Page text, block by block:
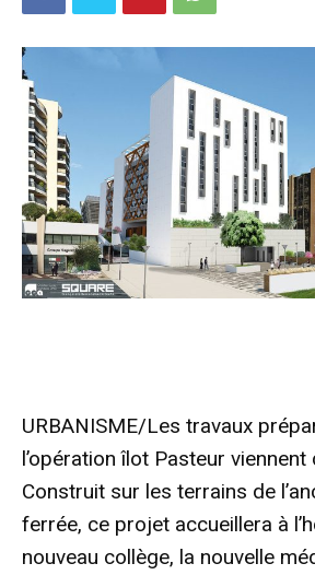
URBANISME/Les travaux
l’opération îlot Pasteur viennent
Construit sur les terrains de
ferrée, ce projet accueillera à
nouveau collège, la nouvelle